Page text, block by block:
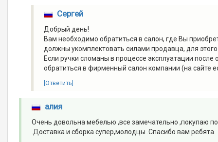
Сергей
Добрый день!
Вам необходимо обратиться в салон, где Вы
должны укомплектовать силами продавца, для
Если ручки сломаны в процессе эксплуатации
обратиться в фирменный салон компании (на сайте
[Ответить]
алия
Очень довольна мебелью ,все замечательно ,покупаю
.Доставка и сборка супер,молодцы .Спасибо вам ребята.